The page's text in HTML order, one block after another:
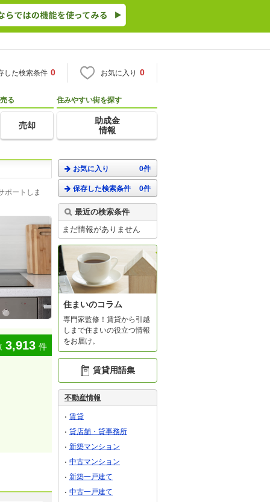
した検索条件 0 お気に入り 0
売る
売却
住みやすい街を探す
助成金
情報
ポートしま
3,913 件
お気に入り 0件
保存した検索条件 0件
最近の検索条件
まだ情報がありません
住まいのコラム
専門家監修！賃貸から引越
しまで住まいの役立つ情報
をお届け。
賃貸用語集
不動産情報
賃貸
貸店舗・貸事務所
新築マンション
中古マンション
新築一戸建て
中古一戸建て